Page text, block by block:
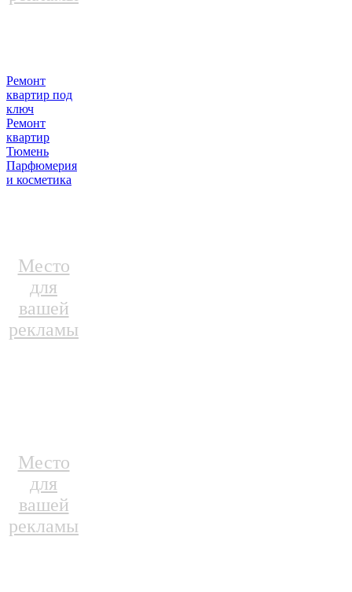
Ремонт
квартир под
ключ
Ремонт
квартир
Тюмень
Парфюмерия
и косметика
Место
для
вашей
рекламы
Место
для
вашей
рекламы